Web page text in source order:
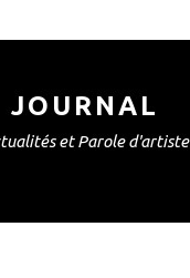
JOURNAL
et Parole d'artiste